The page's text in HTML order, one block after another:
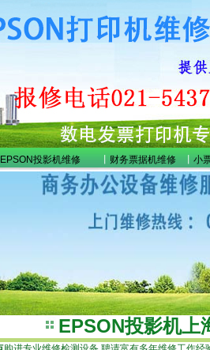
EPSON投影机维修 财务票据机维修 小
EPSON投影机上